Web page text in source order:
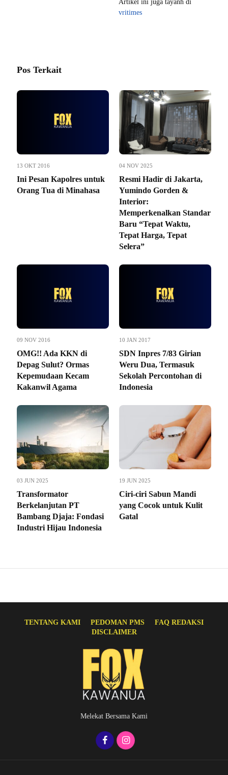
Artikel ini juga tayanh di
vritimes
Pos Terkait
13 OKT 2016
Ini Pesan Kapolres untuk
Orang Tua di Minahasa
04 NOV 2025
Resmi Hadir di Jakarta,
Yumindo Gorden &
Interior:
Memperkenalkan Standar
Baru “Tepat Waktu,
Tepat Harga, Tepat
Selera”
09 NOV 2016
OMG!! Ada KKN di
Depag Sulut? Ormas
Kepemudaan Kecam
Kakanwil Agama
10 JAN 2017
SDN Inpres 7/83 Girian
Weru Dua, Termasuk
Sekolah Percontohan di
Indonesia
03 JUN 2025
Transformator
Berkelanjutan PT
Bambang Djaja: Fondasi
Industri Hijau Indonesia
19 JUN 2025
Ciri-ciri Sabun Mandi
yang Cocok untuk Kulit
Gatal
TENTANG KAMI PEDOMAN PMS
FAQ REDAKSI
DISCLAIMER
Melekat Bersama Kami